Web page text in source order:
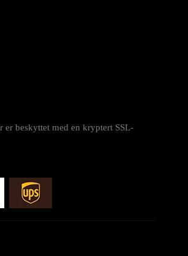
er beskyttet med en kryptert SSL-